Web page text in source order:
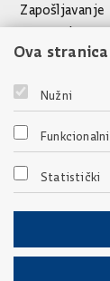
Zapošljavanje
Javna nabava
Financijski
Poveznice
Vlada
Socijalni
Međunarodne
Ova
Nužni
Funkcionalni
Statistički